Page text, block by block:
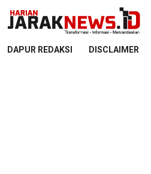
DAPUR REDAKSI DISCLAIMER